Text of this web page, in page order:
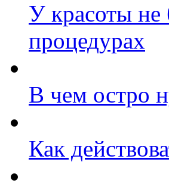
У красоты не
процедурах
В чем остро
Как